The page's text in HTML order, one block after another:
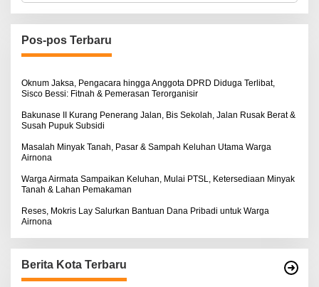
r
i
u
n
u
:
Pos-pos Terbaru
Oknum Jaksa, Pengacara hingga Anggota DPRD Diduga Terlibat,
Sisco Bessi: Fitnah & Pemerasan Terorganisir
Bakunase II Kurang Penerang Jalan, Bis Sekolah, Jalan Rusak Berat &
Susah Pupuk Subsidi
Masalah Minyak Tanah, Pasar & Sampah Keluhan Utama Warga
Airnona
Warga Airmata Sampaikan Keluhan, Mulai PTSL, Ketersediaan Minyak
Tanah & Lahan Pemakaman
Reses, Mokris Lay Salurkan Bantuan Dana Pribadi untuk Warga
Airnona
Berita Kota Terbaru